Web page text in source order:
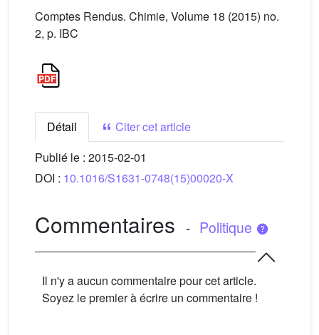
Comptes Rendus. Chimie, Volume 18 (2015) no.
2, p. IBC
Détail
Citer cet article
Publié le : 2015-02-01
DOI : 10.1016/S1631-0748(15)00020-X
Commentaires - Politique
Il n'y a aucun commentaire pour cet article.
Soyez le premier à écrire un commentaire !